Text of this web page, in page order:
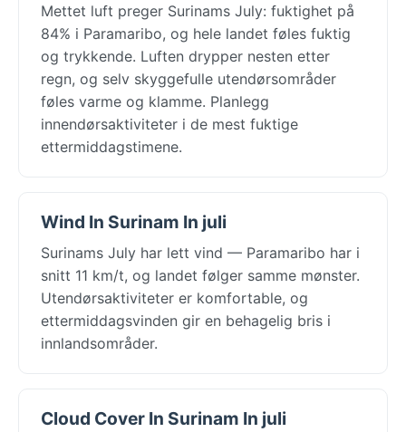
Mettet luft preger Surinams July: fuktighet på
84% i Paramaribo, og hele landet føles fuktig
og trykkende. Luften drypper nesten etter
regn, og selv skyggefulle utendørsområder
føles varme og klamme. Planlegg
innendørsaktiviteter i de mest fuktige
ettermiddagstimene.
Wind In Surinam In juli
Surinams July har lett vind — Paramaribo har i
snitt 11 km/t, og landet følger samme mønster.
Utendørsaktiviteter er komfortable, og
ettermiddagsvinden gir en behagelig bris i
innlandsområder.
Cloud Cover In Surinam In juli